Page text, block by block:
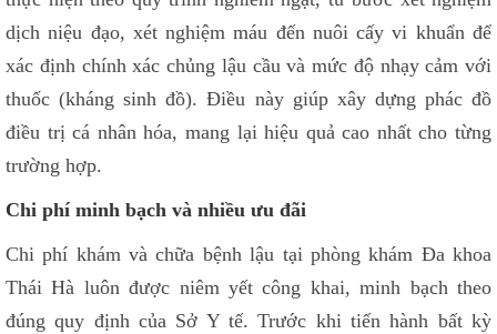
dịch niệu đạo, xét nghiệm máu đến nuôi cấy vi khuẩn để
xác định chính xác chủng lậu cầu và mức độ nhạy cảm với
thuốc (kháng sinh đồ). Điều này giúp xây dựng phác đồ
điều trị cá nhân hóa, mang lại hiệu quả cao nhất cho từng
trường hợp.
Chi phí minh bạch và nhiều ưu đãi
Chi phí khám và chữa bệnh lậu tại phòng khám Đa khoa
Thái Hà luôn được niêm yết công khai, minh bạch theo
đúng quy định của Sở Y tế. Trước khi tiến hành bất kỳ